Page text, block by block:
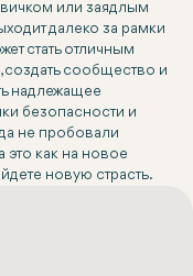
или заядлым
далеко за рамки
стать отличным
сообщество и
надлежащее
безопасности и
не пробовали
это как на новое
новую страсть.